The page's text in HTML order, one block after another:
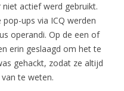
actief werd gebruikt.
ups via ICQ werden
operandi. Op de een of
erin geslaagd om het te
gehackt, zodat ze altijd
te weten.